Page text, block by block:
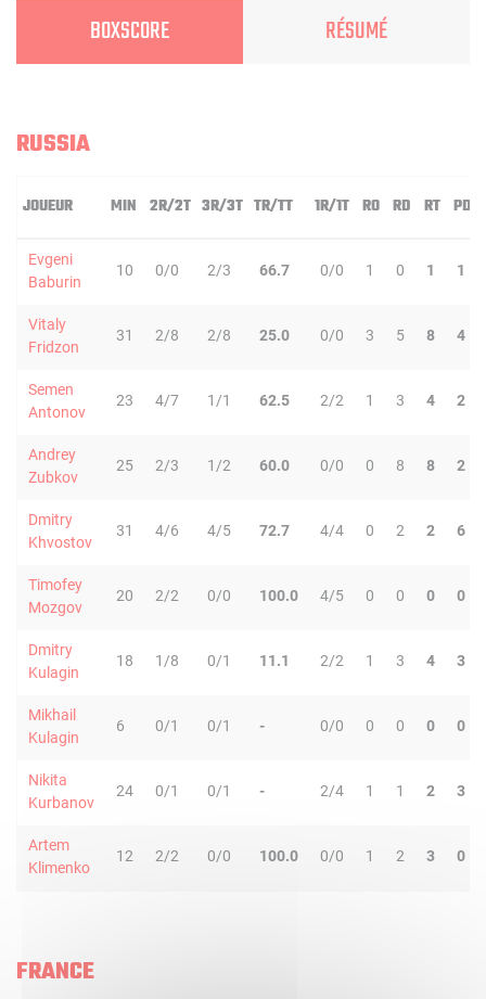
BOXSCORE RÉSUMÉ
RUSSIA
JOUEUR MIN 2R/2T 3R/3T TR/TT 1R/1T RO RD RT PD
Evgeni
Baburin
10 0/0 2/3 66.7 0/0 1 0 1 1
Vitaly
Fridzon
31 2/8 2/8 25.0 0/0 3 5 8 4
Semen
Antonov
23 4/7 1/1 62.5 2/2 1 3 4 2
Andrey
Zubkov
25 2/3 1/2 60.0 0/0 0 8 8 2
Dmitry
Khvostov
31 4/6 4/5 72.7 4/4 0 2 2 6
Timofey
Mozgov
20 2/2 0/0 100.0 4/5 0 0 0 0
Dmitry
Kulagin
18 1/8 0/1 11.1 2/2 1 3 4 3
Mikhail
Kulagin
6 0/1 0/1 - 0/0 0 0 0 0
Nikita
Kurbanov
24 0/1 0/1 - 2/4 1 1 2 3
Artem
Klimenko
12 2/2 0/0 100.0 0/0 1 2 3 0
FRANCE